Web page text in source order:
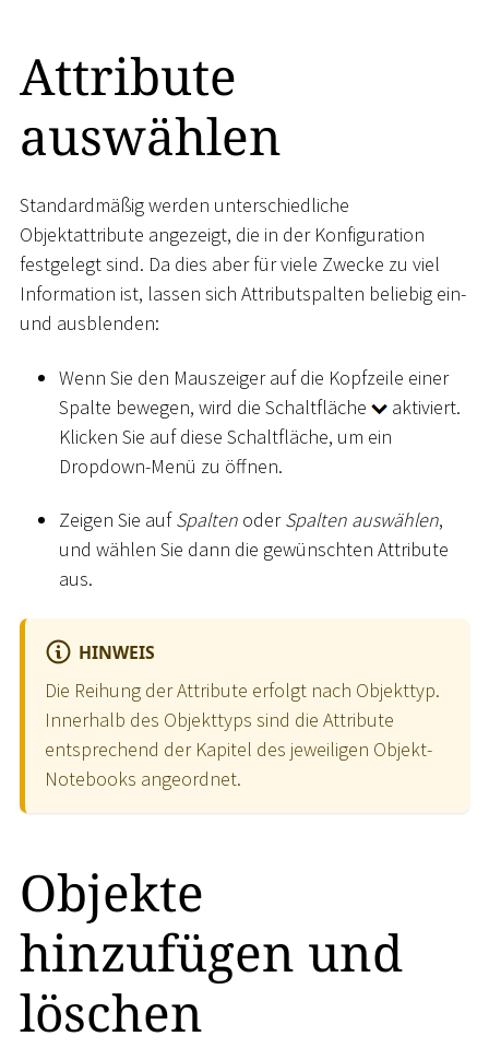
Attribute
auswählen
Standardmäßig werden unterschiedliche
Objektattribute angezeigt, die in der Konfiguration
festgelegt sind. Da dies aber für viele Zwecke zu viel
Information ist, lassen sich Attributspalten beliebig ein-
und ausblenden:
Wenn Sie den Mauszeiger auf die Kopfzeile einer
Spalte bewegen, wird die Schaltfläche
aktiviert.
Klicken Sie auf diese Schaltfläche, um ein
Dropdown-Menü zu öffnen.
Zeigen Sie aufSpalten oderSpalten auswählen,
und wählen Sie dann die gewünschten Attribute
aus.
HINWEIS
Die Reihung der Attribute erfolgt nach Objekttyp.
Innerhalb des Objekttyps sind die Attribute
entsprechend der Kapitel des jeweiligen Objekt-
Notebooks angeordnet.
Objekte
hinzufügen und
löschen